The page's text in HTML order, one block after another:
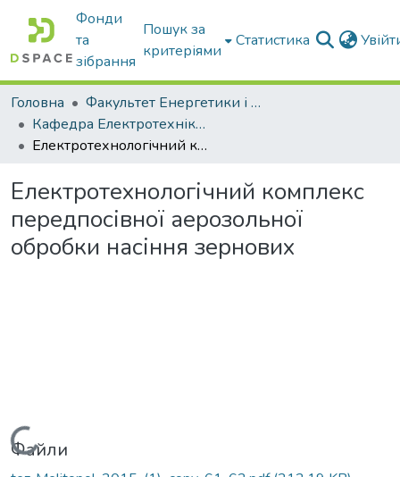
Фонди
та
зібрання
Пошук за
критеріями
Статистика
Головна
Факультет Енергетики і комп'ютерних технологій
Кафедра Електротехніки і електромеханіки ім. проф. В.В. Овчарова
Електротехнологічний комплекс передпосівної аерозольної обробки насіння зернових
Електротехнологічний комплекс
передпосівної аерозольної
обробки насіння зернових
Вантажиться...
Файли